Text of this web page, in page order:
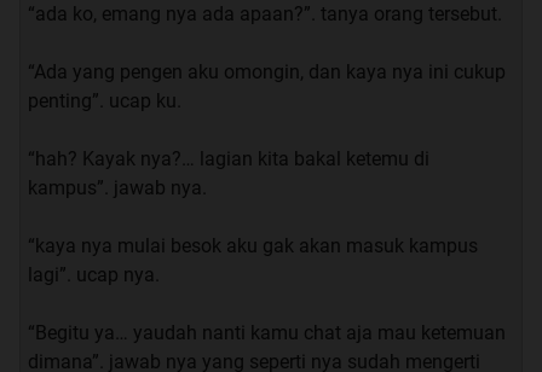
meledek.
“E..Enggak emang nya siapa yang ngelak”. saut ku.
nya.
kebingungan karna ga dapet tempat duduk”. ucap ku.
“ada ko, emang nya ada apaan?”. tanya orang tersebut.
“Ada yang pengen aku omongin, dan kaya nya ini cukup
penting”. ucap ku.
“hah? Kayak nya?… lagian kita bakal ketemu di
kampus”. jawab nya.
“kaya nya mulai besok aku gak akan masuk kampus
lagi”. ucap nya.
“Begitu ya… yaudah nanti kamu chat aja mau ketemuan
dimana”. jawab nya yang seperti nya sudah mengerti